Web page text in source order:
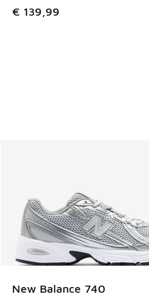
€ 139,99
New Balance 740